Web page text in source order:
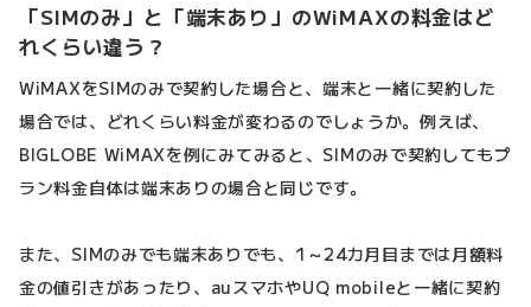
「SIMのみ」と「端末あり」のWiMAXの料金はど
れくらい違う？
WiMAXをSIMのみで契約した場合と、端末と一緒に契約した
場合では、どれくらい料金が変わるのでしょうか。例えば、
BIGLOBE WiMAXを例にみてみると、SIMのみで契約してもプ
ラン料金自体は端末ありの場合と同じです。
また、SIMのみでも端末ありでも、1～24カ月目までは月額料
金の値引きがあったり、auスマホやUQ mobileと一緒に契約